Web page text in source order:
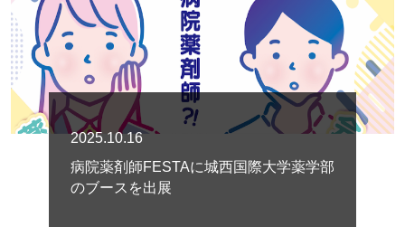
2025.10.16
病院薬剤師FESTAに城西国際大学薬学部
のブースを出展